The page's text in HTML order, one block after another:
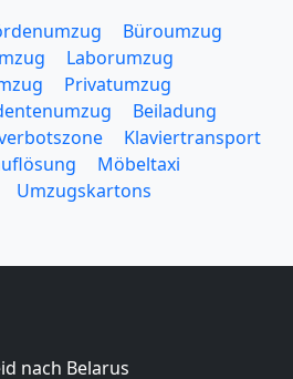
Büroumzug
Laborumzug
Privatumzug
Beiladung
Klaviertransport
Möbeltaxi
Umzugskartons
nach Belarus